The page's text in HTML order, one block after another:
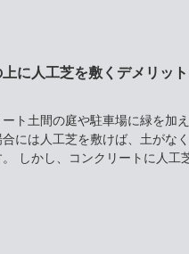
に人工芝を敷くデメリッ
ト土間の庭や駐車場に緑を加
には人工芝を敷けば、土がな
しかし、コンクリートに人工